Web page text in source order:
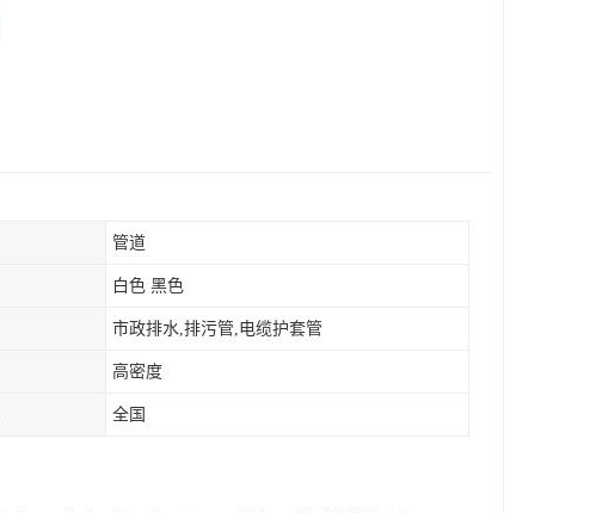
管道
白色 黑色
市政排水,排污管,电缆护套管
高密度
全国